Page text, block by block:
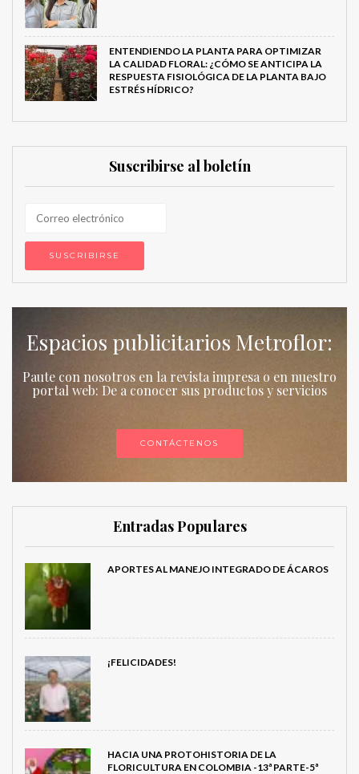
ENTENDIENDO LA PLANTA PARA OPTIMIZAR
LA CALIDAD FLORAL: ¿CÓMO SE ANTICIPA LA
RESPUESTA FISIOLÓGICA DE LA PLANTA BAJO
ESTRÉS HÍDRICO?
Suscribirse al boletín
Espacios publicitarios Metroflor:
Paute con nosotros en la revista impresa o en nuestro
portal web: De a conocer sus productos y servicios
CONTÁCTENOS
Entradas Populares
APORTES AL MANEJO INTEGRADO DE ÁCAROS
¡FELICIDADES!
HACIA UNA PROTOHISTORIA DE LA
FLORICULTURA EN COLOMBIA -13ª PARTE-5ª